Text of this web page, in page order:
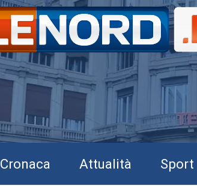
Cronaca Attualità Sport